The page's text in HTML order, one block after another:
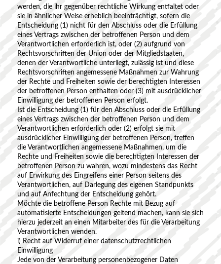
werden, die ihr gegenüber rechtliche Wirkung entfaltet oder
sie in ähnlicher Weise erheblich beeinträchtigt, sofern die
Entscheidung (1) nicht für den Abschluss oder die Erfüllung
eines Vertrags zwischen der betroffenen Person und dem
Verantwortlichen erforderlich ist, oder (2) aufgrund von
Rechtsvorschriften der Union oder der Mitgliedstaaten,
denen der Verantwortliche unterliegt, zulässig ist und diese
Rechtsvorschriften angemessene Maßnahmen zur Wahrung
der Rechte und Freiheiten sowie der berechtigten Interessen
der betroffenen Person enthalten oder (3) mit ausdrücklicher
Einwilligung der betroffenen Person erfolgt.
Ist die Entscheidung (1) für den Abschluss oder die Erfüllung
eines Vertrags zwischen der betroffenen Person und dem
Verantwortlichen erforderlich oder (2) erfolgt sie mit
ausdrücklicher Einwilligung der betroffenen Person, treffen
die Verantwortlichen angemessene Maßnahmen, um die
Rechte und Freiheiten sowie die berechtigten Interessen der
betroffenen Person zu wahren, wozu mindestens das Recht
auf Erwirkung des Eingreifens einer Person seitens des
Verantwortlichen, auf Darlegung des eigenen Standpunkts
und auf Anfechtung der Entscheidung gehört.
Möchte die betroffene Person Rechte mit Bezug auf
automatisierte Entscheidungen geltend machen, kann sie sich
hierzu jederzeit an einen Mitarbeiter des für die Verarbeitung
Verantwortlichen wenden.
i) Recht auf Widerruf einer datenschutzrechtlichen
Einwilligung
Jede von der Verarbeitung personenbezogener Daten